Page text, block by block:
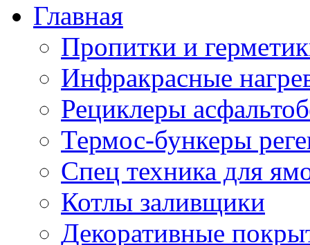
Главная
Пропитки и
Инфракрасные
Рециклеры
Термос-бункеры
Спец техника для
Котлы заливщики
Декоративные